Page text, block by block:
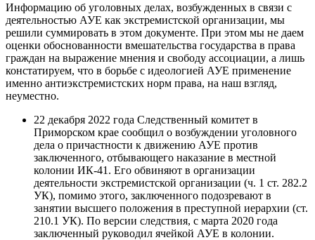
Информацию об уголовных делах, возбужденных в связи с
деятельностью АУЕ как экстремистской организации, мы
решили суммировать в этом документе. При этом мы не даем
оценки обоснованности вмешательства государства в права
граждан на выражение мнения и свободу ассоциации, а лишь
констатируем, что в борьбе с идеологией АУЕ применение
именно антиэкстремистских норм права, на наш взгляд,
неуместно.
22 декабря 2022 года Следственный комитет в
Приморском крае сообщил о возбуждении уголовного
дела о причастности к движению АУЕ против
заключенного, отбывающего наказание в местной
колонии ИК-41. Его обвиняют в организации
деятельности экстремистской организации (ч. 1 ст. 282.2
УК), помимо этого, заключенного подозревают в
занятии высшего положения в преступной иерархии (ст.
210.1 УК). По версии следствия, с марта 2020 года
заключенный руководил ячейкой АУЕ в колонии.